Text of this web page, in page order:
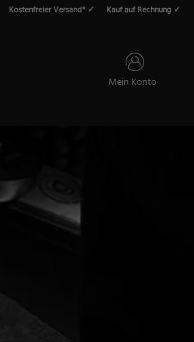
Kostenfreier Versand* ✓ Kauf auf Rechnung ✓
Mein Konto